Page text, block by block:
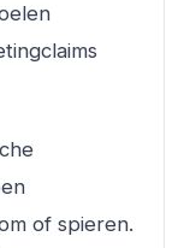
of spieren.